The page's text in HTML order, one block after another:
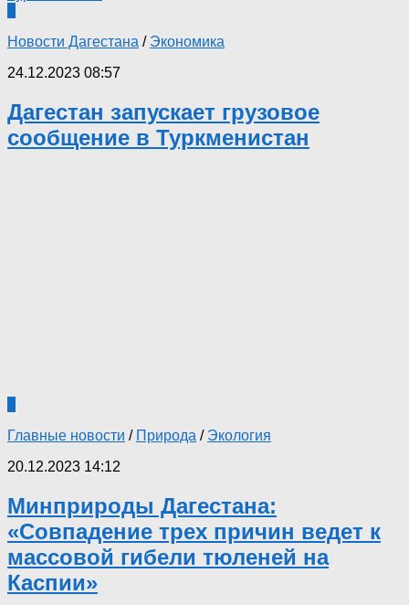
Новости Дагестана / Экономика
24.12.2023 08:57
Дагестан запускает грузовое
сообщение в Туркменистан
Главные новости / Природа / Экология
20.12.2023 14:12
Минприроды Дагестана:
«Совпадение трех причин ведет к
массовой гибели тюленей на
Каспии»